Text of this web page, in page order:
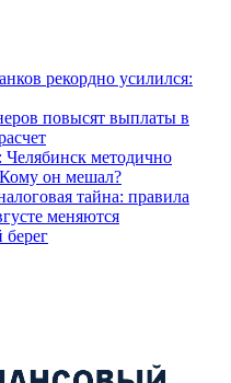
рекордно усилился:
повысят выплаты в
Челябинск методично
он мешал?
тайна: правила
меняются
берег